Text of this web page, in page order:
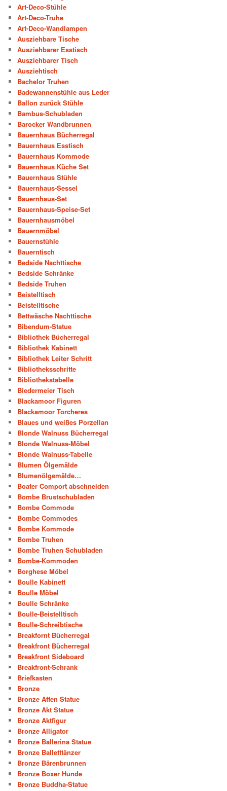
Art-Deco-Stühle
Art-Deco-Truhe
Art-Deco-Wandlampen
Ausziehbare Tische
Ausziehbarer Esstisch
Ausziehbarer Tisch
Ausziehtisch
Bachelor Truhen
Badewannenstühle aus Leder
Ballon zurück Stühle
Bambus-Schubladen
Barocker Wandbrunnen
Bauernhaus Bücherregal
Bauernhaus Esstisch
Bauernhaus Kommode
Bauernhaus Küche Set
Bauernhaus Stühle
Bauernhaus-Sessel
Bauernhaus-Set
Bauernhaus-Speise-Set
Bauernhausmöbel
Bauernmöbel
Bauernstühle
Bauerntisch
Bedside Nachttische
Bedside Schränke
Bedside Truhen
Beistelltisch
Beistelltische
Bettwäsche Nachttische
Bibendum-Statue
Bibliothek Bücherregal
Bibliothek Kabinett
Bibliothek Leiter Schritt
Bibliotheksschritte
Bibliothekstabelle
Biedermeier Tisch
Blackamoor Figuren
Blackamoor Torcheres
Blaues und weißes Porzellan
Blonde Walnuss Bücherregal
Blonde Walnuss-Möbel
Blonde Walnuss-Tabelle
Blumen Ölgemälde
Blumenölgemälde…
Boater Comport abschneiden
Bombe Brustschubladen
Bombe Commode
Bombe Commodes
Bombe Kommode
Bombe Truhen
Bombe Truhen Schubladen
Bombe-Kommoden
Borghese Möbel
Boulle Kabinett
Boulle Möbel
Boulle Schränke
Boulle-Beistelltisch
Boulle-Schreibtische
Breakfornt Bücherregal
Breakfront Bücherregal
Breakfront Sideboard
Breakfront-Schrank
Briefkasten
Bronze
Bronze Affen Statue
Bronze Akt Statue
Bronze Aktfigur
Bronze Alligator
Bronze Ballerina Statue
Bronze Balletttänzer
Bronze Bärenbrunnen
Bronze Boxer Hunde
Bronze Buddha-Statue